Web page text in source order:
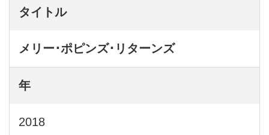
タイトル
メリー･ポピンズ･リターンズ
年
2018